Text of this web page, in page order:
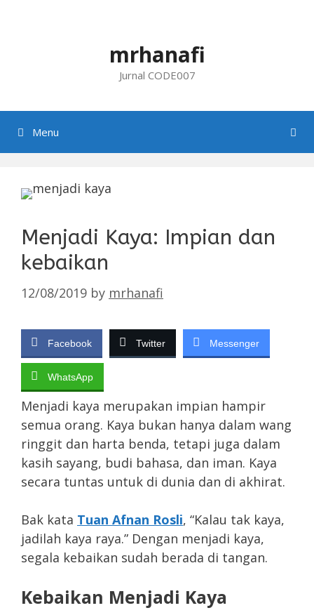
mrhanafi
Jurnal CODE007
Menu
Menjadi Kaya: Impian dan
kebaikan
12/08/2019 by mrhanafi
Facebook Twitter Messenger
WhatsApp
Menjadi kaya merupakan impian hampir
semua orang. Kaya bukan hanya dalam wang
ringgit dan harta benda, tetapi juga dalam
kasih sayang, budi bahasa, dan iman. Kaya
secara tuntas untuk di dunia dan di akhirat.
Bak kata Tuan Afnan Rosli, “Kalau tak kaya,
jadilah kaya raya.” Dengan menjadi kaya,
segala kebaikan sudah berada di tangan.
Kebaikan Menjadi Kaya